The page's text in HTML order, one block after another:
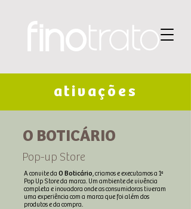
ativações
O BOTICÁRIO
Pop-up Store
A convite da O Boticário, criamos e executamos a 1ª
Pop Up Store da marca. Um ambiente de vivência
completa e inovadora onde as consumidoras tiveram
uma experiência com a marca que foi além dos
produtos e da compra.